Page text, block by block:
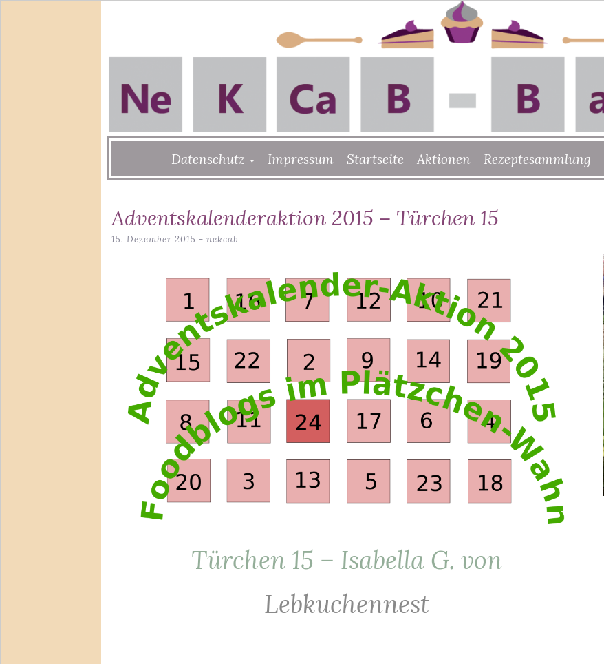
to
Datenschutz Impressum Startseite Aktionen Rezeptesammlung
Adventskalenderaktion 2015 – Türchen 15
15. Dezember 2015 - nekcab
Türchen 15 – Isabella G. von
Lebkuchennest